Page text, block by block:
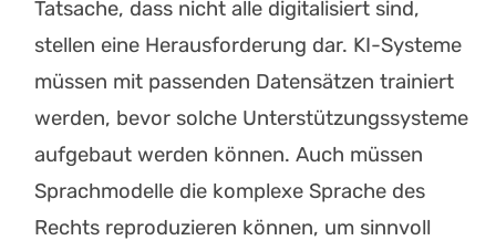
Tatsache, dass nicht alle digitalisiert sind,
stellen eine Herausforderung dar. KI-Systeme
müssen mit passenden Datensätzen trainiert
werden, bevor solche Unterstützungssysteme
aufgebaut werden können. Auch müssen
Sprachmodelle die komplexe Sprache des
Rechts reproduzieren können, um sinnvoll